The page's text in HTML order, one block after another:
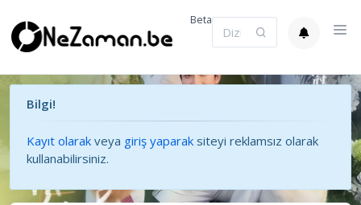
Beta
Bilgi!
Kayıt olarak veya giriş yaparak siteyi reklamsız olarak
kullanabilirsiniz.